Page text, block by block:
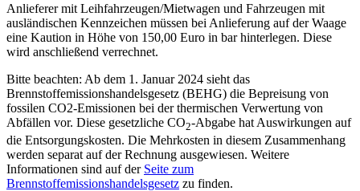
Anlieferer mit Leihfahrzeugen/Mietwagen und Fahrzeugen mit
ausländischen Kennzeichen müssen bei Anlieferung auf der Waage
eine Kaution in Höhe von 150,00 Euro in bar hinterlegen. Diese
wird anschließend verrechnet.
Bitte beachten: Ab dem 1. Januar 2024 sieht das
Brennstoffemissionshandelsgesetz (BEHG) die Bepreisung von
fossilen CO2-Emissionen bei der thermischen Verwertung von
Abfällen vor. Diese gesetzliche CO2-Abgabe hat Auswirkungen auf
die Entsorgungskosten. Die Mehrkosten in diesem Zusammenhang
werden separat auf der Rechnung ausgewiesen. Weitere
Informationen sind auf der Seite zum
Brennstoffemissionshandelsgesetz zu finden.